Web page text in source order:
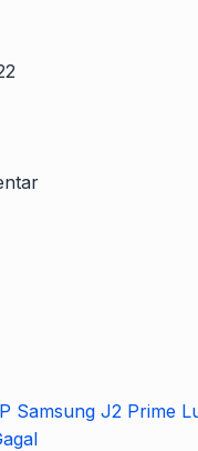
Samsung J2 Prime